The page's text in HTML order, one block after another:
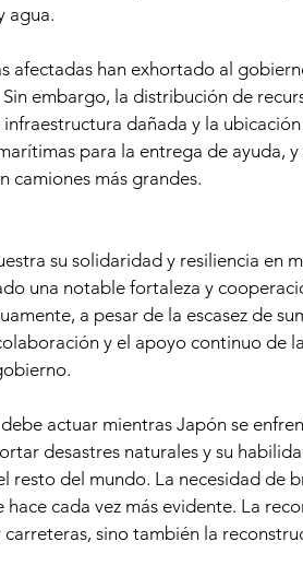
agua.
afectadas han exhortado al
embargo, la distribución de
dañada y la
para la entrega de ayuda,
camiones más grandes.
su solidaridad y resiliencia en
una notable fortaleza y
a pesar de la escasez de
y el apoyo continuo de
actuar mientras Japón se
desastres naturales y su
resto del mundo. La necesidad de
cada vez más evidente. La
sino también la